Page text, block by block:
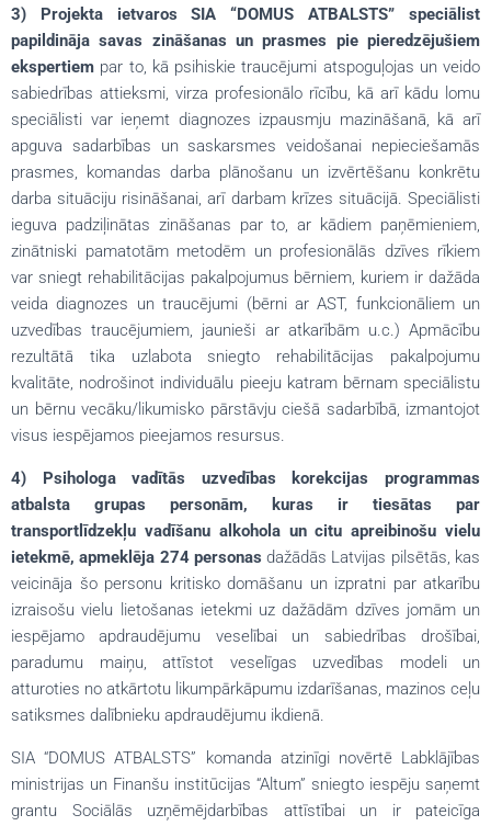
3) Projekta ietvaros SIA “DOMUS ATBALSTS” speciālist
papildināja savas zināšanas un prasmes pie pieredzējušiem
ekspertiem par to, kā psihiskie traucējumi atspoguļojas un veido
sabiedrības attieksmi, virza profesionālo rīcību, kā arī kādu lomu
speciālisti var ieņemt diagnozes izpausmju mazināšanā, kā arī
apguva sadarbības un saskarsmes veidošanai nepieciešamās
prasmes, komandas darba plānošanu un izvērtēšanu konkrētu
darba situāciju risināšanai, arī darbam krīzes situācijā. Speciālisti
ieguva padziļinātas zināšanas par to, ar kādiem paņēmieniem,
zinātniski pamatotām metodēm un profesionālās dzīves rīkiem
var sniegt rehabilitācijas pakalpojumus bērniem, kuriem ir dažāda
veida diagnozes un traucējumi (bērni ar AST, funkcionāliem un
uzvedības traucējumiem, jaunieši ar atkarībām u.c.) Apmācību
rezultātā tika uzlabota sniegto rehabilitācijas pakalpojumu
kvalitāte, nodrošinot individuālu pieeju katram bērnam speciālistu
un bērnu vecāku/likumisko pārstāvju ciešā sadarbībā, izmantojot
visus iespējamos pieejamos resursus.
4) Psihologa vadītās uzvedības korekcijas programmas
atbalsta grupas personām, kuras ir tiesātas par
transportlīdzekļu vadīšanu alkohola un citu apreibinošu vielu
ietekmē, apmeklēja 274 personas dažādās Latvijas pilsētās, kas
veicināja šo personu kritisko domāšanu un izpratni par atkarību
izraisošu vielu lietošanas ietekmi uz dažādām dzīves jomām un
iespējamo apdraudējumu veselībai un sabiedrības drošībai,
paradumu maiņu, attīstot veselīgas uzvedības modeli un
atturoties no atkārtotu likumpārkāpumu izdarīšanas, mazinos ceļu
satiksmes dalībnieku apdraudējumu ikdienā.
SIA “DOMUS ATBALSTS” komanda atzinīgi novērtē Labklājības
ministrijas un Finanšu institūcijas “Altum” sniegto iespēju saņemt
grantu Sociālās uzņēmējdarbības attīstībai un ir pateicīga